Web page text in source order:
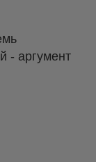
- аргумент